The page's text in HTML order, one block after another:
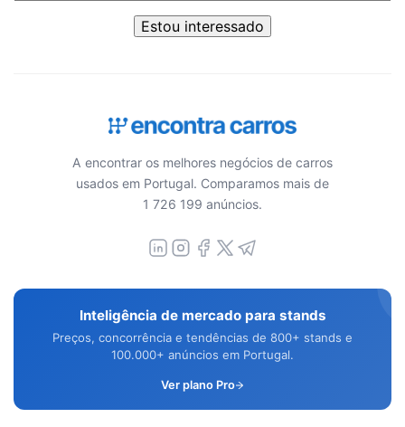
Estou interessado
A encontrar os melhores negócios de carros
usados em Portugal. Comparamos mais de
1 726 199 anúncios.
Inteligência de mercado para stands
Preços, concorrência e tendências de 800+ stands e
100.000+ anúncios em Portugal.
Ver plano Pro